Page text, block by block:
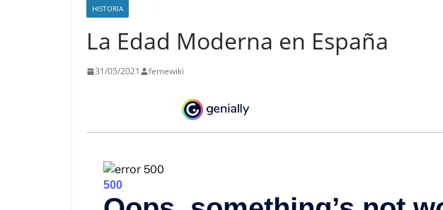
HISTORIA
La Edad Moderna en España
31/05/2021 femewiki